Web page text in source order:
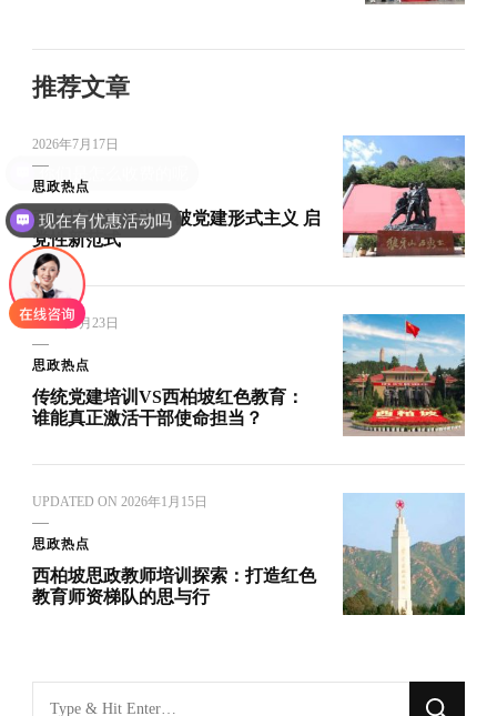
推荐文章
2026年7月17日
思政热点
西柏坡干部培训：破党建形式主义 启
党性新范式
2026年7月23日
思政热点
传统党建培训VS西柏坡红色教育：
谁能真正激活干部使命担当？
UPDATED ON 2026年1月15日
思政热点
西柏坡思政教师培训探索：打造红色
教育师资梯队的思与行
找
现在有优惠活动吗